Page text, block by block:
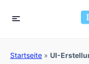
Startseite » UI-